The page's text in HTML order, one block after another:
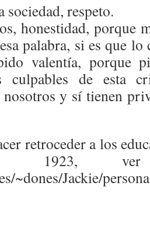
sociedad, respeto.
honestidad, porque
palabra, si es que
valentía, porque
culpables de esta
nosotros y sí tienen
retroceder a los
1923,
~dones/Jackie/